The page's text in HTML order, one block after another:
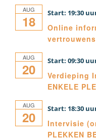
AUG
18 19:30
Online
AUG
20 09:30
Verdieping
ENKELE
AUG
20 18:30
Intervisie
PLEKKEN